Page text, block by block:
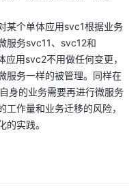
某个单体应用svc1根据业务
服务svc11、svc12和
用svc2不用做任何变更，
服务一样的被管理。同样在
身的业务需要再进行微服务
作量和业务迁移的风险，
实践。